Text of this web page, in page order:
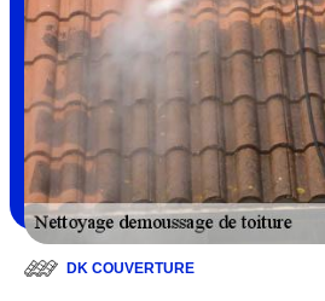
DK COUVERTURE